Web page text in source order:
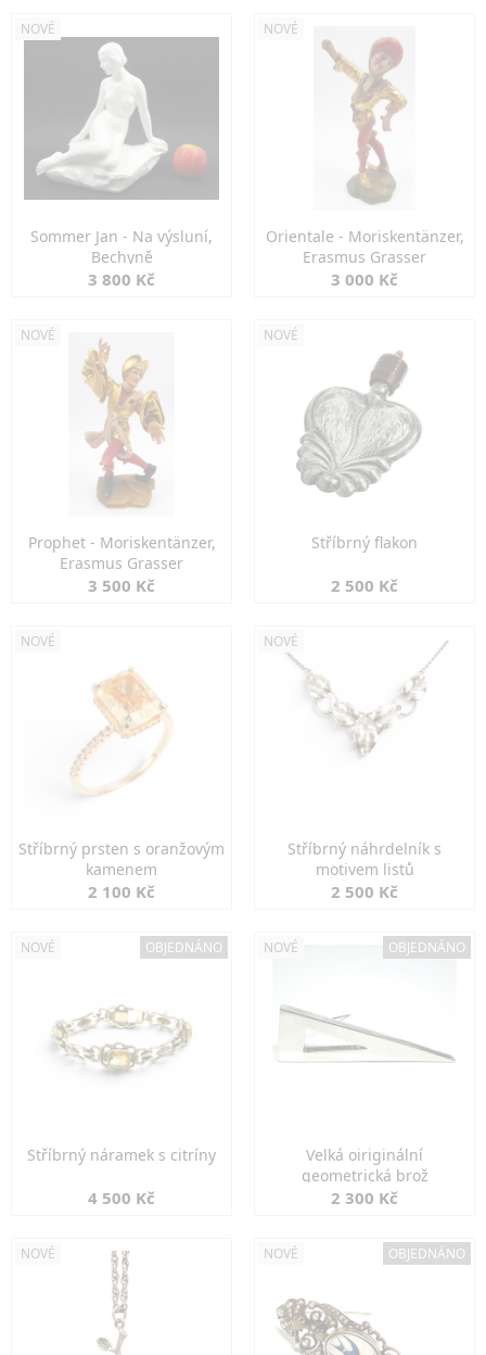
NOVÉ
Sommer Jan - Na výsluní,
Bechyně
3 800 Kč
NOVÉ
Orientale - Moriskentänzer,
Erasmus Grasser
3 000 Kč
NOVÉ
Prophet - Moriskentänzer,
Erasmus Grasser
3 500 Kč
NOVÉ
Stříbrný flakon
2 500 Kč
NOVÉ
Stříbrný prsten s oranžovým
kamenem
2 100 Kč
NOVÉ
Stříbrný náhrdelník s
motivem listů
2 500 Kč
NOVÉ OBJEDNÁNO
Stříbrný náramek s citríny
4 500 Kč
NOVÉ OBJEDNÁNO
Velká oiriginální
geometrická brož
2 300 Kč
NOVÉ NOVÉ OBJEDNÁNO